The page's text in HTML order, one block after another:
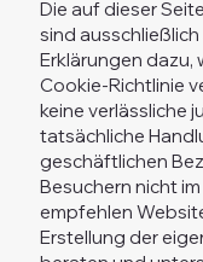
Die auf dieser
sind
Erklärungen dazu,
Cookie-Richtlinie
keine verlässliche
tatsächliche
geschäftlichen
Besuchern nicht
empfehlen
Erstellung der